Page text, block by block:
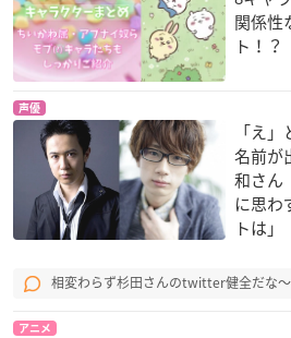
関係性
ト！？
声優
「え
名前が
和さん
に思わ
トは」
相変わらず杉田さんのtwitter健全だな
アニメ